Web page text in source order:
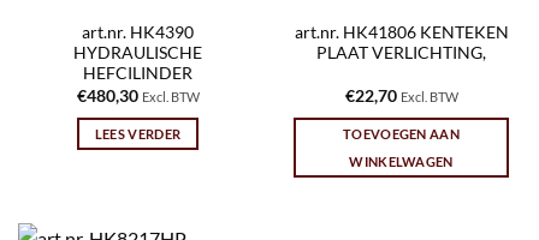
art.nr. HK4390
HYDRAULISCHE
HEFCILINDER
€480,30 Excl. BTW
LEES VERDER
art.nr. HK41806 KENTEKEN
PLAAT VERLICHTING,
€22,70 Excl. BTW
TOEVOEGEN AAN
WINKELWAGEN